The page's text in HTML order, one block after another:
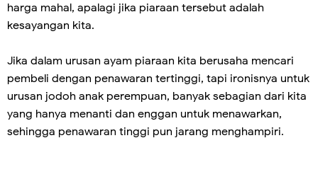
harga mahal, apalagi jika piaraan tersebut adalah
kesayangan kita.
Jika dalam urusan ayam piaraan kita berusaha mencari
pembeli dengan penawaran tertinggi, tapi ironisnya untuk
urusan jodoh anak perempuan, banyak sebagian dari kita
yang hanya menanti dan enggan untuk menawarkan,
sehingga penawaran tinggi pun jarang menghampiri.